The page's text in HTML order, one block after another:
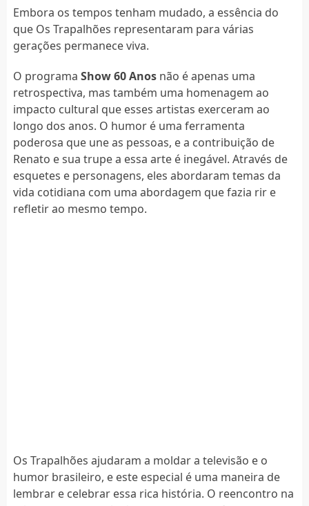
Embora os tempos tenham mudado, a essência do
que Os Trapalhões representaram para várias
gerações permanece viva.
O programa Show 60 Anosnão é apenas uma
retrospectiva, mas também uma homenagem ao
impacto cultural que esses artistas exerceram ao
longo dos anos. O humor é uma ferramenta
poderosa que une as pessoas, e a contribuição de
Renato e sua trupe a essa arte é inegável. Através de
esquetes e personagens, eles abordaram temas da
vida cotidiana com uma abordagem que fazia rir e
refletir ao mesmo tempo.
Os Trapalhões ajudaram a moldar a televisão e o
humor brasileiro, e este especial é uma maneira de
lembrar e celebrar essa rica história. O reencontro na